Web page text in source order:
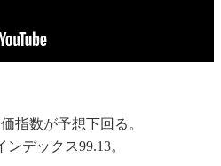
指数が予想下回る。
デックス99.13。